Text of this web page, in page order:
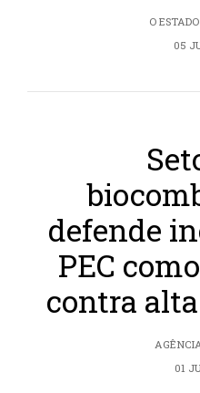
O
05
defende
PEC
contra
01